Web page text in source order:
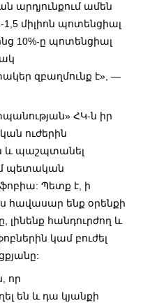
արդյունքում ամեն
միլիոն պոտենցիալ
10%-ը պոտենցիալ
զբաղմունք է», —
ՀԿ-ն իր
ուժերին
և պաշպտանել
պետական
Պետք է, ի
հավասար ենք օրենքի
լինենք հանդուրժող և
կամ բուժել
որ
են և դա կյանքի